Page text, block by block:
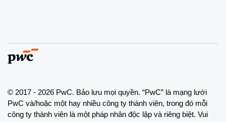
© 2017 - 2026 PwC. Bảo lưu mọi quyền. “PwC” là mạng lưới
PwC và/hoặc một hay nhiều công ty thành viên, trong đó mỗi
công ty thành viên là một pháp nhân độc lập và riêng biệt. Vui